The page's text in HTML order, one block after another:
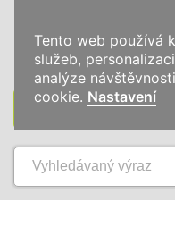
Tento web používá
služeb,
analýze
cookie. Nastavení